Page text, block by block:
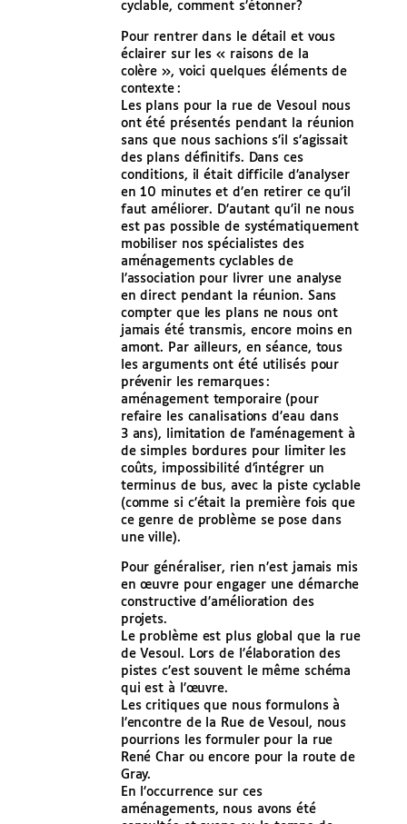
cyclable, comment s’étonner?
Pour rentrer dans le détail et vous
éclairer sur les « raisons de la
colère », voici quelques éléments de
contexte :
Les plans pour la rue de Vesoul nous
ont été présentés pendant la réunion
sans que nous sachions s’il s’agissait
des plans définitifs. Dans ces
conditions, il était difficile d’analyser
en 10 minutes et d’en retirer ce qu’il
faut améliorer. D’autant qu’il ne nous
est pas possible de systématiquement
mobiliser nos spécialistes des
aménagements cyclables de
l’association pour livrer une analyse
en direct pendant la réunion. Sans
compter que les plans ne nous ont
jamais été transmis, encore moins en
amont. Par ailleurs, en séance, tous
les arguments ont été utilisés pour
prévenir les remarques :
aménagement temporaire (pour
refaire les canalisations d’eau dans
3 ans), limitation de l’aménagement à
de simples bordures pour limiter les
coûts, impossibilité d’intégrer un
terminus de bus, avec la piste cyclable
(comme si c’était la première fois que
ce genre de problème se pose dans
une ville).
Pour généraliser, rien n’est jamais mis
en œuvre pour engager une démarche
constructive d’amélioration des
projets.
Le problème est plus global que la rue
de Vesoul. Lors de l’élaboration des
pistes c’est souvent le même schéma
qui est à l’œuvre.
Les critiques que nous formulons à
l’encontre de la Rue de Vesoul, nous
pourrions les formuler pour la rue
René Char ou encore pour la route de
Gray.
En l’occurrence sur ces
aménagements, nous avons été